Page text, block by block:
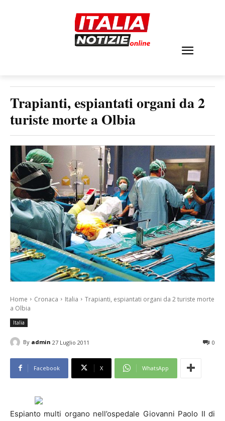
Trapianti, espiantati organi da 2
turiste morte a Olbia
Home Cronaca Italia
Trapianti, espiantati organi da 2 turiste morte
a Olbia
Italia
By admin 27 Luglio 2011 0
Facebook X WhatsApp
Espianto multi organo nell’ospedale Giovanni Paolo II di